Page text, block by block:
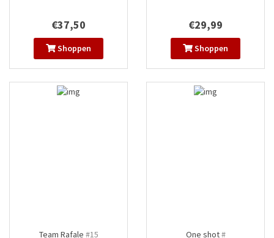
€37,50
Shoppen
€29,99
Shoppen
Team Rafale #15
One shot#